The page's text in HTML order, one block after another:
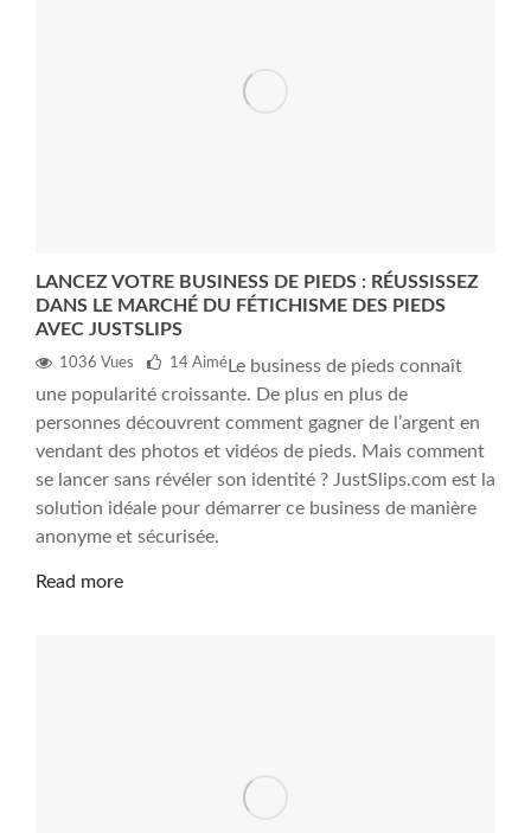
LANCEZ VOTRE BUSINESS DE PIEDS : RÉUSSISSEZ
DANS LE MARCHÉ DU FÉTICHISME DES PIEDS
AVEC JUSTSLIPS
1036 Vues 14 Aimé Le business de pieds connaît
une popularité croissante. De plus en plus de
personnes découvrent comment gagner de l’argent en
vendant des photos et vidéos de pieds. Mais comment
se lancer sans révéler son identité ? JustSlips.com est la
solution idéale pour démarrer ce business de manière
anonyme et sécurisée.
Read more